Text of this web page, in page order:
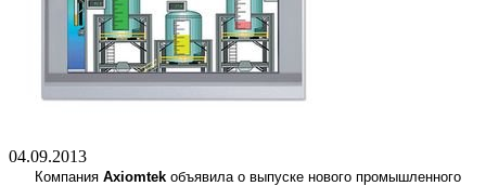
04.09.2013
Компания Axiomtek объявила о выпуске нового промышленного